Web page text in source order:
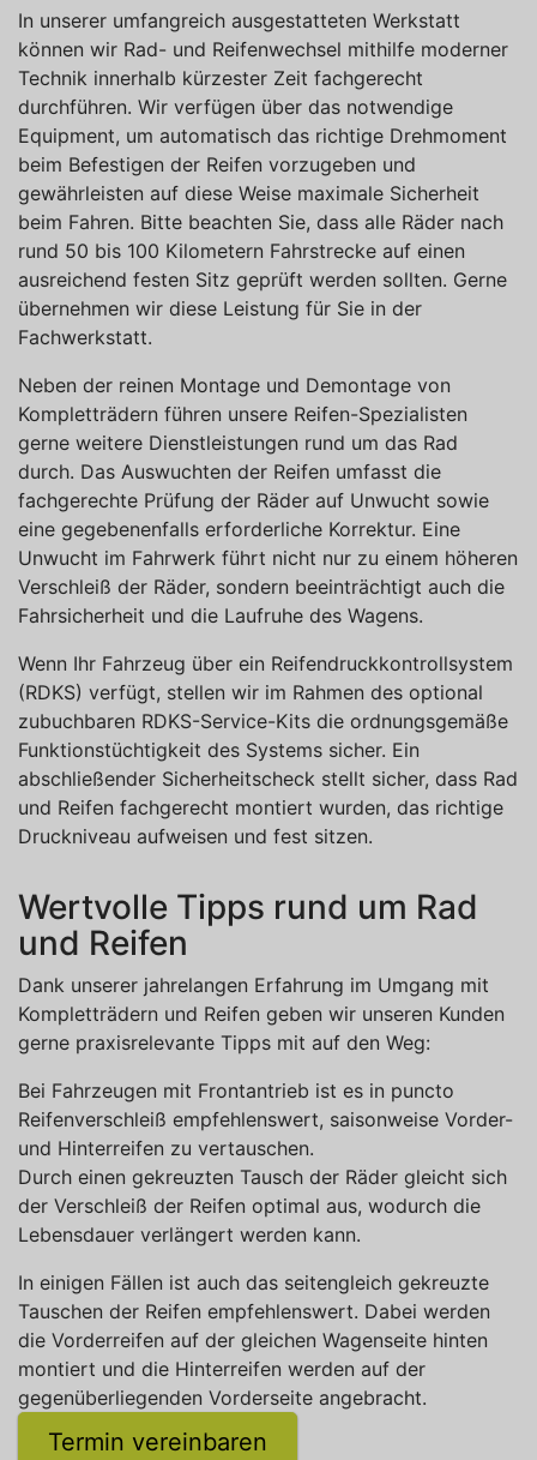
In unserer umfangreich ausgestatteten Werkstatt
können wir Rad- und Reifenwechsel mithilfe moderner
Technik innerhalb kürzester Zeit fachgerecht
durchführen. Wir verfügen über das notwendige
Equipment, um automatisch das richtige Drehmoment
beim Befestigen der Reifen vorzugeben und
gewährleisten auf diese Weise maximale Sicherheit
beim Fahren. Bitte beachten Sie, dass alle Räder nach
rund 50 bis 100 Kilometern Fahrstrecke auf einen
ausreichend festen Sitz geprüft werden sollten. Gerne
übernehmen wir diese Leistung für Sie in der
Fachwerkstatt.
Neben der reinen Montage und Demontage von
Kompletträdern führen unsere Reifen-Spezialisten
gerne weitere Dienstleistungen rund um das Rad
durch. Das Auswuchten der Reifen umfasst die
fachgerechte Prüfung der Räder auf Unwucht sowie
eine gegebenenfalls erforderliche Korrektur. Eine
Unwucht im Fahrwerk führt nicht nur zu einem höheren
Verschleiß der Räder, sondern beeinträchtigt auch die
Fahrsicherheit und die Laufruhe des Wagens.
Wenn Ihr Fahrzeug über ein Reifendruckkontrollsystem
(RDKS) verfügt, stellen wir im Rahmen des optional
zubuchbaren RDKS-Service-Kits die ordnungsgemäße
Funktionstüchtigkeit des Systems sicher. Ein
abschließender Sicherheitscheck stellt sicher, dass Rad
und Reifen fachgerecht montiert wurden, das richtige
Druckniveau aufweisen und fest sitzen.
Wertvolle Tipps rund um Rad
und Reifen
Dank unserer jahrelangen Erfahrung im Umgang mit
Kompletträdern und Reifen geben wir unseren Kunden
gerne praxisrelevante Tipps mit auf den Weg:
Bei Fahrzeugen mit Frontantrieb ist es in puncto
Reifenverschleiß empfehlenswert, saisonweise Vorder-
und Hinterreifen zu vertauschen.
Durch einen gekreuzten Tausch der Räder gleicht sich
der Verschleiß der Reifen optimal aus, wodurch die
Lebensdauer verlängert werden kann.
In einigen Fällen ist auch das seitengleich gekreuzte
Tauschen der Reifen empfehlenswert. Dabei werden
die Vorderreifen auf der gleichen Wagenseite hinten
montiert und die Hinterreifen werden auf der
gegenüberliegenden Vorderseite angebracht.
Termin vereinbaren